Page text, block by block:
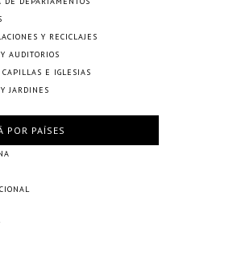
Y RECICLAJES
AUDITORIOS
CAPILLAS E IGLESIAS
JARDINES
POR PAÍSES